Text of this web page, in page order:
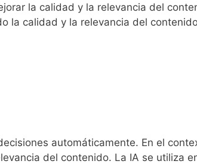
la calidad y la relevancia del
la calidad y la relevancia del
automáticamente. En el
del contenido. La IA se utiliza